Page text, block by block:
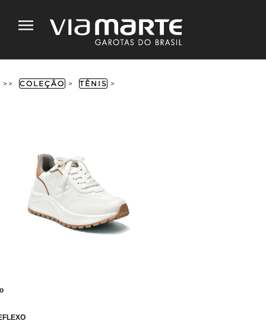
>> COLEÇÃO > TÊNIS >